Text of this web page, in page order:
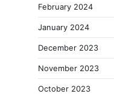
February 2024
January 2024
December 2023
November 2023
October 2023